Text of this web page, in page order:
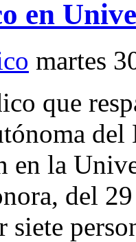
en
martes
que
en la
del